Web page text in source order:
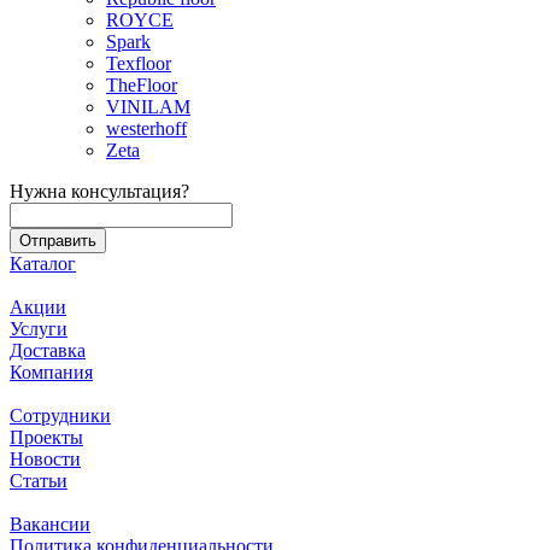
ROYCE
Spark
Texfloor
TheFloor
VINILAM
westerhoff
Zeta
Нужна консультация?
Каталог
Акции
Услуги
Доставка
Компания
Сотрудники
Проекты
Новости
Статьи
Вакансии
Политика конфиденциальности